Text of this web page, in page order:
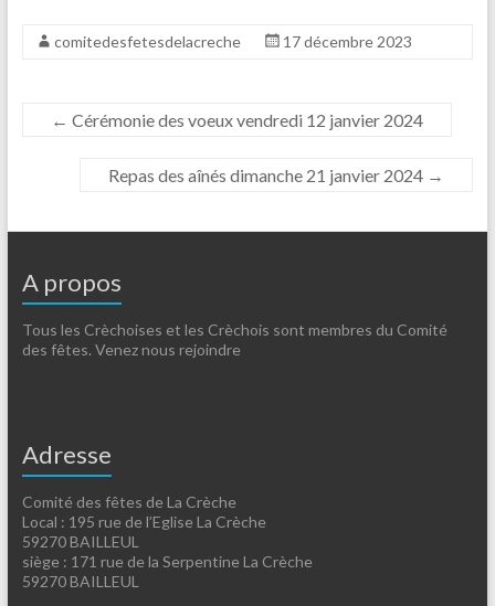
comitedesfetesdelacreche 17 décembre 2023
← Cérémonie des voeux vendredi 12 janvier 2024
Repas des aînés dimanche 21 janvier 2024 →
A propos
Tous les Crèchoises et les Crèchois sont membres du Comité
des fêtes. Venez nous rejoindre
Adresse
Comité des fêtes de La Crèche
Local : 195 rue de l’Eglise La Crèche
59270 BAILLEUL
siège : 171 rue de la Serpentine La Crèche
59270 BAILLEUL